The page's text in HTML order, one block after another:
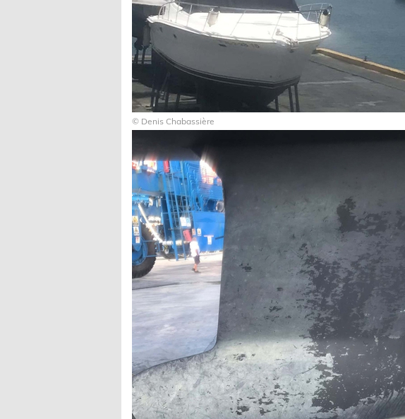
© Denis Chabassière